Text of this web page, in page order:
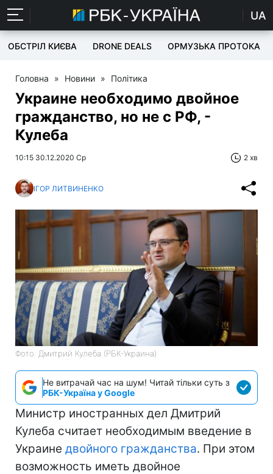
UA
ОБСТРІЛ КИЄВА DRONE DEALS ОРМУЗЬКА ПРОТОКА
Головна » Новини » Політика
Украине необходимо двойное
гражданство, но не с РФ, -
Кулеба
10:15 30.12.2020 Ср 2 хв
ІГОР ЛИТВИНЕНКО
Фото: Дмитрий Кулеба (РБК-Украина)
Не витрачай час на шум! Читай тільки суть з
РБК-Україна у Google
Министр иностранных дел Дмитрий
Кулеба считает необходимым введение в
Украине двойного гражданства. При этом
возможность иметь двойное